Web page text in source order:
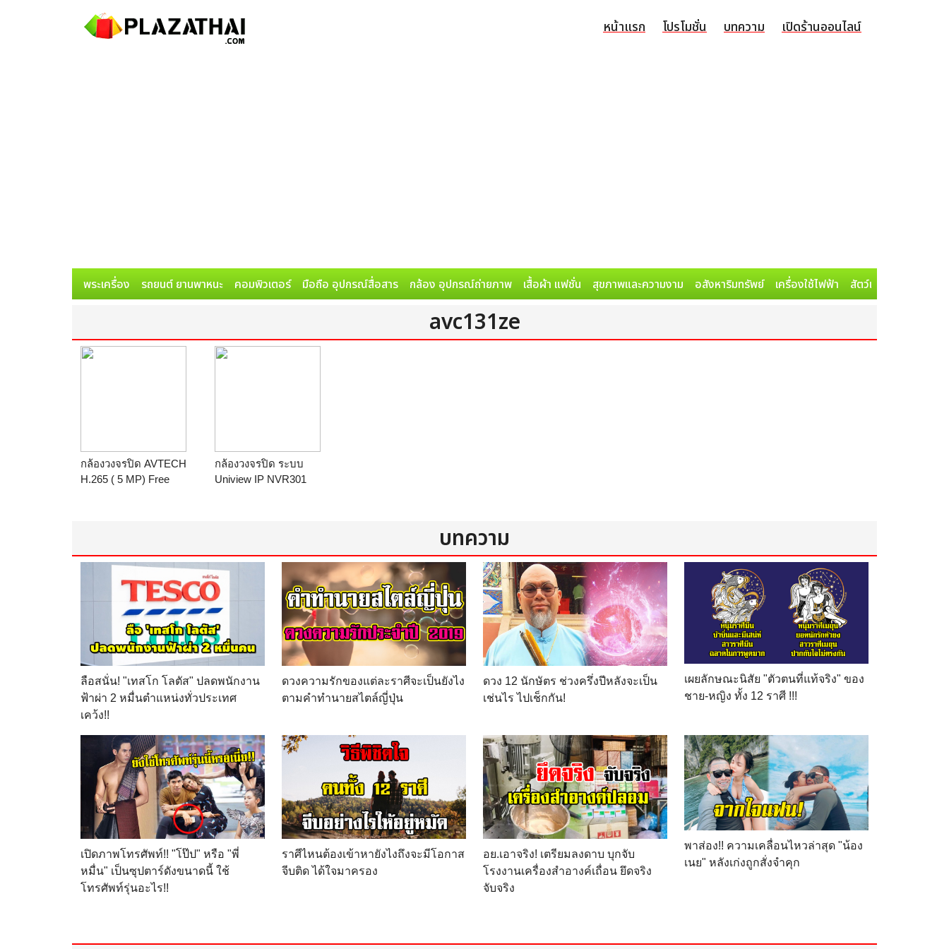
หน้าแรก โปรโมชั่น บทความ เปิดร้านออนไลน์
พระเครื่อง รถยนต์ ยานพาหนะ คอมพิวเตอร์ มือถือ อุปกรณ์สื่อสาร กล้อง อุปกรณ์ถ่ายภาพ เสื้อผ้า แฟชั่น สุขภาพและความงาม อสังหาริมทรัพย์ เครื่องใช้ไฟฟ้า สัตว์เลี้ยง
avc131ze
กล้องวงจรปิด AVTECH
H.265 ( 5 MP) Free
กล้องวงจรปิด ระบบ
Uniview IP NVR301
บทความ
ลือสนั่น! "เทสโก โลตัส" ปลดพนักงาน
ฟ้าผ่า 2 หมื่นตำแหน่งทั่วประเทศ
เคว้ง!!
ดวงความรักของแต่ละราศีจะเป็นยังไง
ตามคำทำนายสไตล์ญี่ปุ่น
ดวง 12 นักษัตร ช่วงครึ่งปีหลังจะเป็น
เช่นไร ไปเช็กกัน!
เผยลักษณะนิสัย "ตัวตนที่แท้จริง" ของ
ชาย-หญิง ทั้ง 12 ราศี !!!
เปิดภาพโทรศัพท์!! "โป๊ป" หรือ "พี่
หมื่น" เป็นซุปตาร์ดังขนาดนี้ ใช้
โทรศัพท์รุ่นอะไร!!
ราศีไหนต้องเข้าหายังไงถึงจะมีโอกาส
จีบติด ได้ใจมาครอง
อย.เอาจริง! เตรียมลงดาบ บุกจับ
โรงงานเครื่องสำอางค์เถื่อน ยึดจริง
จับจริง
พาส่อง!! ความเคลื่อนไหวล่าสุด "น้อง
เนย" หลังเก่งถูกสั่งจำคุก